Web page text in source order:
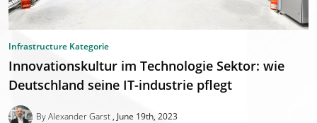
Infrastructure Kategorie
Innovationskultur im Technologie Sektor: wie
Deutschland seine IT-industrie pflegt
By Alexander Garst June 19th, 2023